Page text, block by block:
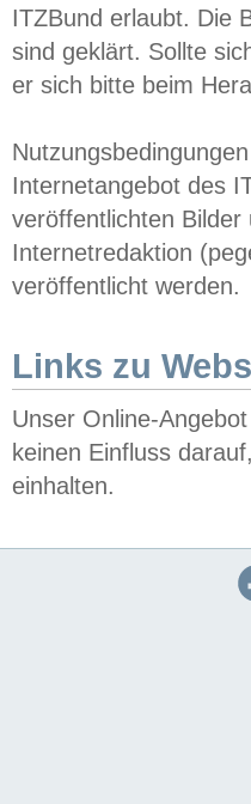
ITZBund erlaubt. Die
sind geklärt. Sollte
er sich bitte beim
Internetangebot des
veröffentlichten
Internetredaktion
veröffentlicht werden.
Links zu
Unser Online-
keinen Einfluss
einhalten.